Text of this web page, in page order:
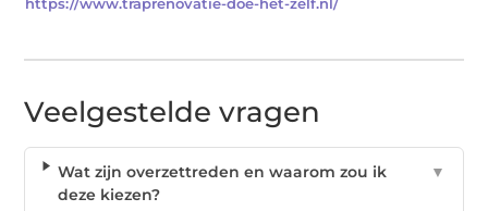
https://www.traprenovatie-doe-het-zelf.nl/
Veelgestelde vragen
Wat zijn overzettreden en waarom zou ik
deze kiezen?
▼